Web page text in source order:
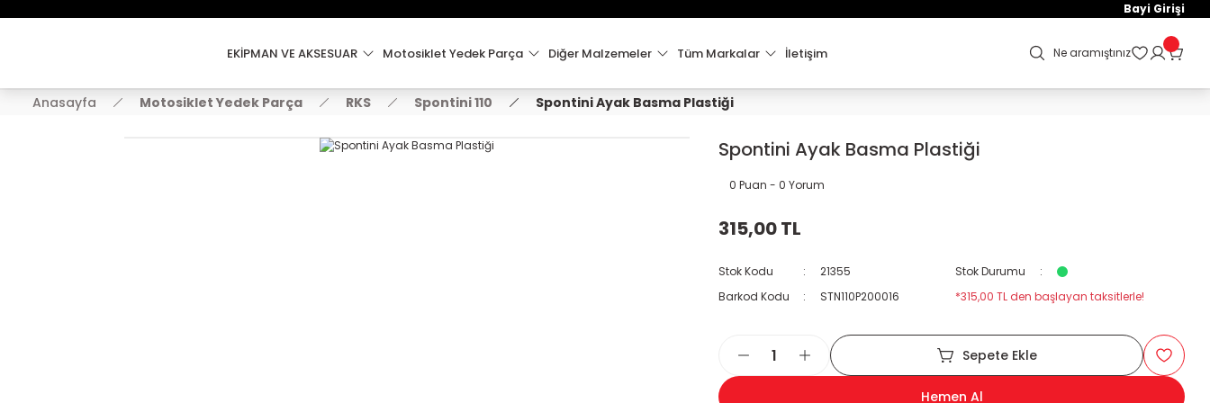
2000 TL VE ÜZERİ KARGO ÜCRETSİZ !
Bayi Girişi
EKİPMAN VE AKSESUAR Motosiklet Yedek Parça Diğer Malzemeler Tüm Markalar İletişim Ne aramıştınız
Anasayfa Motosiklet Yedek Parça RKS Spontini 110 Spontini Ayak Basma Plastiği
Spontini Ayak Basma Plastiği
0 Puan - 0 Yorum
315,00 TL
Stok Kodu 21355
Stok Durumu
Barkod Kodu
STN110P200016 *315,00 TL den başlayan taksitlerle!
Sepete Ekle
Hemen Al